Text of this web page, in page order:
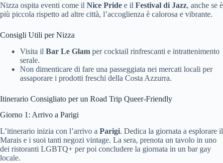
Nizza ospita eventi come il Nice Pride e il Festival di Jazz, anche se è
più piccola rispetto ad altre città, l’accoglienza è calorosa e vibrante.
Consigli Utili per Nizza
Visita il Bar Le Glam per cocktail rinfrescanti e intrattenimento
serale.
Non dimenticare di fare una passeggiata nei mercati locali per
assaporare i prodotti freschi della Costa Azzurra.
Itinerario Consigliato per un Road Trip Queer-Friendly
Giorno 1: Arrivo a Parigi
L’itinerario inizia con l’arrivo a Parigi. Dedica la giornata a esplorare il
Marais e i suoi tanti negozi vintage. La sera, prenota un tavolo in uno
dei ristoranti LGBTQ+ per poi concludere la giornata in un bar gay
locale.